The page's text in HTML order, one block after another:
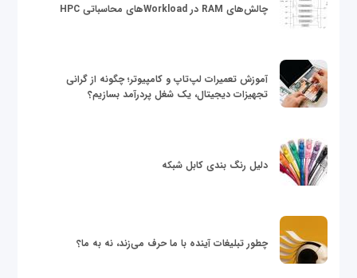
چالش‌های RAM در Workloadهای محاسباتی HPC
آموزش تعمیرات لپ‌تاپ و کامپیوتر؛ چگونه از گرانی
تجهیزات دیجیتال، یک شغل پردرآمد بسازیم؟
دلیل رنگ بندی کابل شبکه
چطور تبلیغات آینده با ما حرف می‌زند، نه به ما؟